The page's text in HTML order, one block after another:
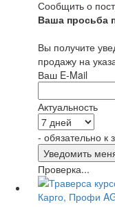
Сообщить о
Ваша просьба
Вы получите
продажу на
Ваш E-Mail
Актуальность
- обязательно к
Проверка...